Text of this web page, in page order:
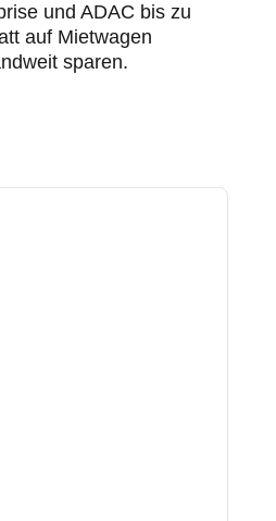
und ADAC bis zu
auf Mietwagen
sparen.